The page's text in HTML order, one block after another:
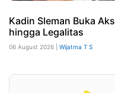
Kadin Sleman Buka
hingga Legalitas
06 August 2026 | Wijatma T S